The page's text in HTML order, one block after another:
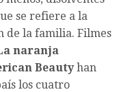
se refiere a la
de la familia. Filmes
naranja
Beautyhan
los cuatro